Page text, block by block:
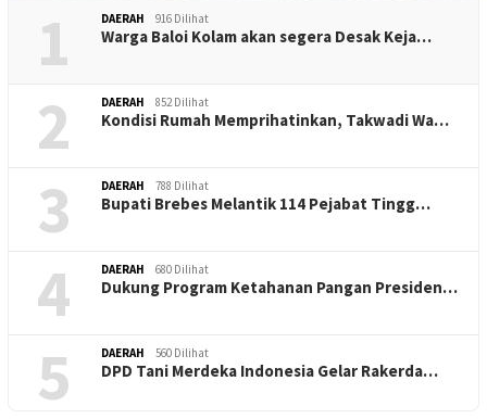
1 DAERAH 916 Dilihat
Warga Baloi Kolam akan segera Desak Keja…
2 DAERAH 852 Dilihat
Kondisi Rumah Memprihatinkan, Takwadi Wa…
3 DAERAH 788 Dilihat
Bupati Brebes Melantik 114 Pejabat Tingg…
4 DAERAH 680 Dilihat
Dukung Program Ketahanan Pangan Presiden…
5 DAERAH 560 Dilihat
DPD Tani Merdeka Indonesia Gelar Rakerda…